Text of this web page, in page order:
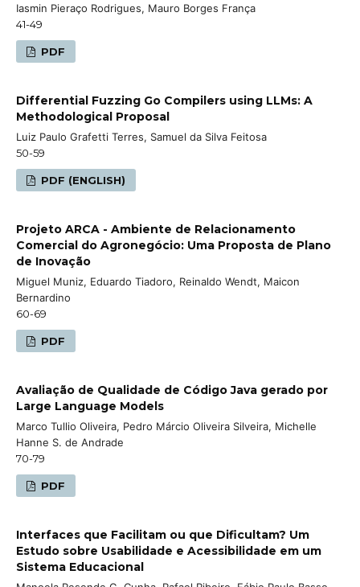
Iasmin Pieraço Rodrigues, Mauro Borges França
41-49
PDF
Differential Fuzzing Go Compilers using LLMs: A
Methodological Proposal
Luiz Paulo Grafetti Terres, Samuel da Silva Feitosa
50-59
PDF (ENGLISH)
Projeto ARCA - Ambiente de Relacionamento
Comercial do Agronegócio: Uma Proposta de Plano
de Inovação
Miguel Muniz, Eduardo Tiadoro, Reinaldo Wendt, Maicon
Bernardino
60-69
PDF
Avaliação de Qualidade de Código Java gerado por
Large Language Models
Marco Tullio Oliveira, Pedro Márcio Oliveira Silveira, Michelle
Hanne S. de Andrade
70-79
PDF
Interfaces que Facilitam ou que Dificultam? Um
Estudo sobre Usabilidade e Acessibilidade em um
Sistema Educacional